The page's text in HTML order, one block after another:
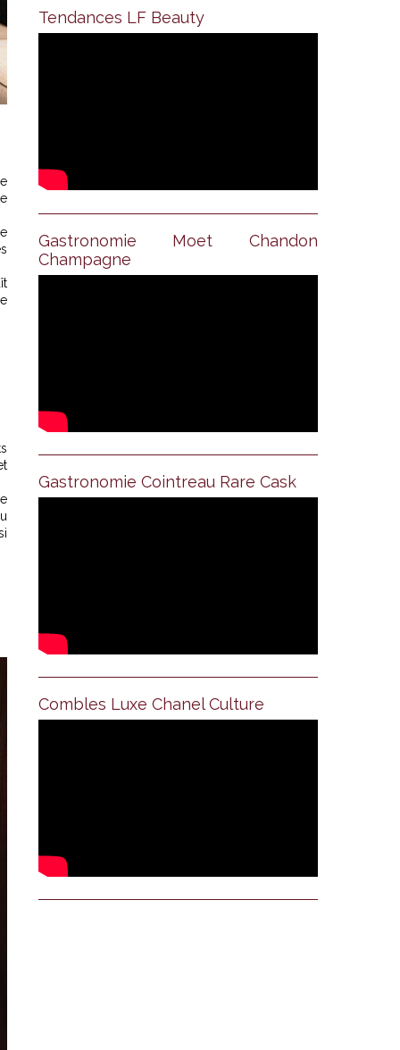
Tendances LF Beauty
Gastronomie Moet Chandon
Champagne
Gastronomie Cointreau Rare Cask
Combles Luxe Chanel Culture